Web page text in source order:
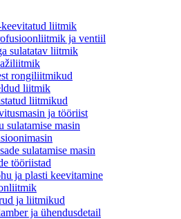
liitmik
ja ventiil
sulatatav liitmik
rongiliitmikud
liitmik
liitmikud
ja tööriist
sulatamise masin
sulatamise masin
tööriistad
ja plasti keevitamine
ja liitmikud
ja ühendusdetail